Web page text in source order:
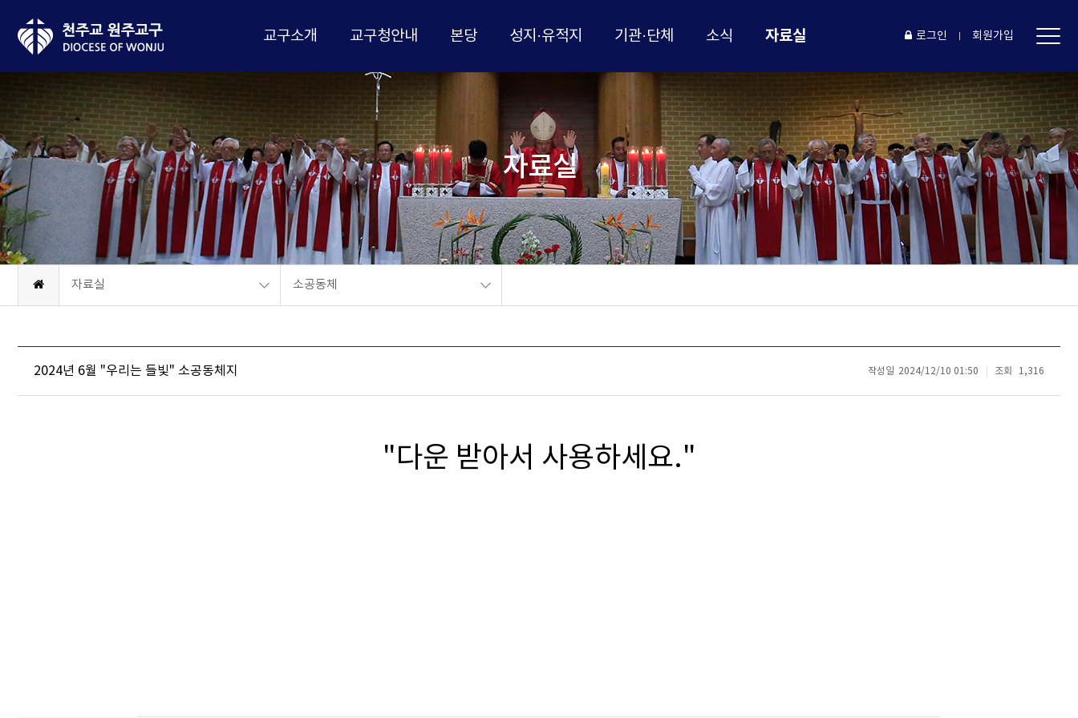
교구소개 교구청안내 본당 성지·유적지 기관·단체 소식 자료실 로그인 회원가입
자료실
자료실 소공동체
2024년 6월 "우리는 들빛" 소공동체지 작성일 2024/12/10 01:50 조회 1,316
"다운 받아서 사용하세요."